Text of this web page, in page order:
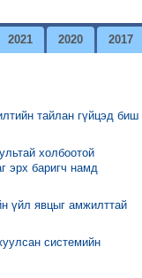
2021 2020 2017
тайлан гүйцэд биш
холбоотой
эрх баригч намд
үйл явцыг амжилттай
системийн